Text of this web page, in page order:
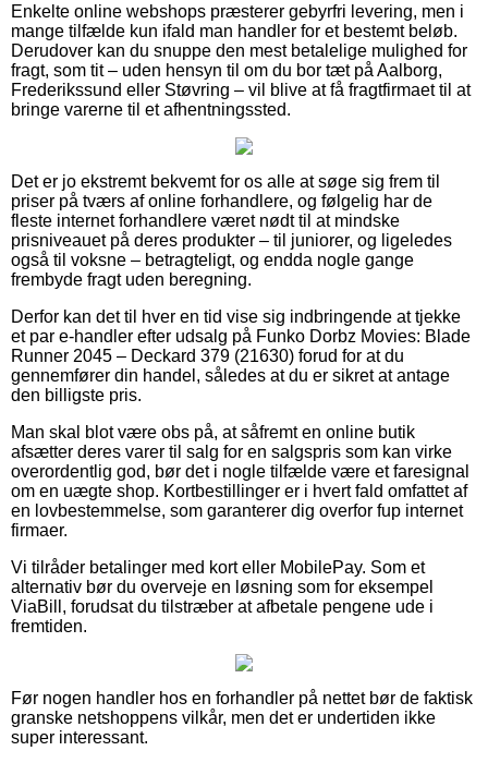
Enkelte online webshops præsterer gebyrfri levering, men i
mange tilfælde kun ifald man handler for et bestemt beløb.
Derudover kan du snuppe den mest betalelige mulighed for
fragt, som tit – uden hensyn til om du bor tæt på Aalborg,
Frederikssund eller Støvring – vil blive at få fragtfirmaet til at
bringe varerne til et afhentningssted.
Det er jo ekstremt bekvemt for os alle at søge sig frem til
priser på tværs af online forhandlere, og følgelig har de
fleste internet forhandlere været nødt til at mindske
prisniveauet på deres produkter – til juniorer, og ligeledes
også til voksne – betragteligt, og endda nogle gange
frembyde fragt uden beregning.
Derfor kan det til hver en tid vise sig indbringende at tjekke
et par e-handler efter udsalg på Funko Dorbz Movies: Blade
Runner 2045 – Deckard 379 (21630) forud for at du
gennemfører din handel, således at du er sikret at antage
den billigste pris.
Man skal blot være obs på, at såfremt en online butik
afsætter deres varer til salg for en salgspris som kan virke
overordentlig god, bør det i nogle tilfælde være et faresignal
om en uægte shop. Kortbestillinger er i hvert fald omfattet af
en lovbestemmelse, som garanterer dig overfor fup internet
firmaer.
Vi tilråder betalinger med kort eller MobilePay. Som et
alternativ bør du overveje en løsning som for eksempel
ViaBill, forudsat du tilstræber at afbetale pengene ude i
fremtiden.
Før nogen handler hos en forhandler på nettet bør de faktisk
granske netshoppens vilkår, men det er undertiden ikke
super interessant.